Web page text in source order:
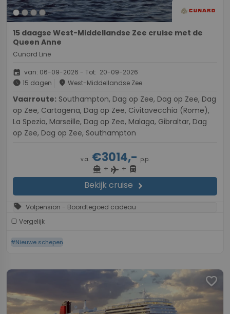
15 daagse West-Middellandse Zee cruise met de
Queen Anne
Cunard Line
event van: 06-09-2026 - Tot: 20-09-2026
schedule 15 dagen place West-Middellandse Zee
Vaarroute:
op Zee, Cartagena, Dag op Zee, Civitavecchia (Rome),
La Spezia, Marseille, Dag op Zee, Malaga, Gibraltar, Dag
op Zee, Dag op Zee, Southampton
v.a. €3014,- p.p.
directions_boat + flight + directions_bus
Bekijk cruise chevron_right
sell Volpension - Boordtegoed cadeau
Vergelijk
#Nieuwe schepen
favorite